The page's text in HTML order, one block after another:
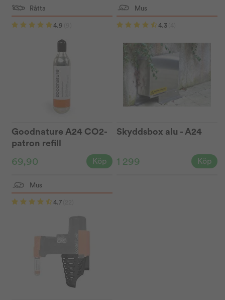
Råtta
4.9
Goodnature A24 CO2-
patron refill
69,90 Köp
Mus
4.3
Skyddsbox alu - A24
1 299 Köp
Mus
4.7